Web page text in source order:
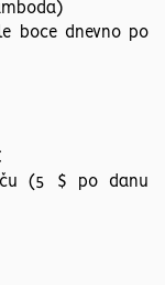
boce dnevno po
(5 $ po danu